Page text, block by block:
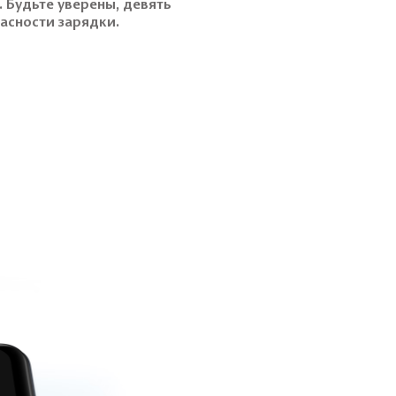
уверены, девять
зарядки.